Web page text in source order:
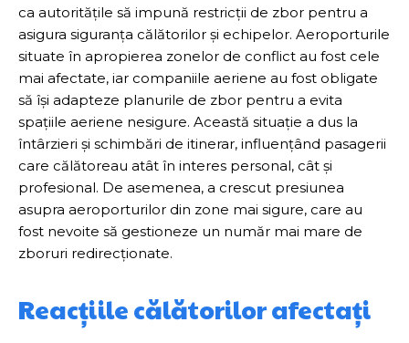
ca autoritățile să impună restricții de zbor pentru a
asigura siguranța călătorilor și echipelor. Aeroporturile
situate în apropierea zonelor de conflict au fost cele
mai afectate, iar companiile aeriene au fost obligate
să își adapteze planurile de zbor pentru a evita
spațiile aeriene nesigure. Această situație a dus la
întârzieri și schimbări de itinerar, influențând pasagerii
care călătoreau atât în interes personal, cât și
profesional. De asemenea, a crescut presiunea
asupra aeroporturilor din zone mai sigure, care au
fost nevoite să gestioneze un număr mai mare de
zboruri redirecționate.
Reacțiile călătorilor afectați